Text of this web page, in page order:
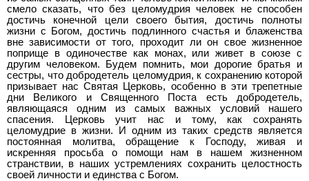
смело сказать, что без целомудрия человек не способен
достичь конечной цели своего бытия, достичь полноты
жизни с Богом, достичь подлинного счастья и блаженства
вне зависимости от того, проходит ли он свое жизненное
поприще в одиночестве как монах, или живет в союзе с
другим человеком. Будем помнить, мои дорогие братья и
сестры, что добродетель целомудрия, к сохранению которой
призывает нас Святая Церковь, особенно в эти трепетные
дни Великого и Священного Поста есть добродетель,
являющаяся одним из самых важных условий нашего
спасения. Церковь учит нас и тому, как сохранять
целомудрие в жизни. И одним из таких средств является
постоянная молитва, обращение к Господу, живая и
искренняя просьба о помощи нам в нашем жизненном
странствии, в наших устремлениях сохранить целостность
своей личности и единства с Богом.